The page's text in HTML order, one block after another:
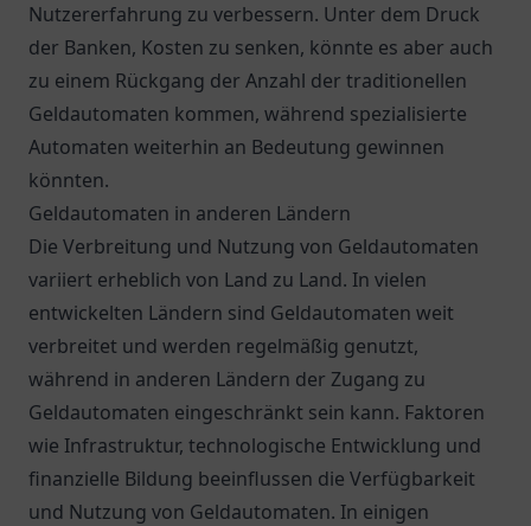
Nutzererfahrung zu verbessern. Unter dem Druck
der Banken, Kosten zu senken, könnte es aber auch
zu einem Rückgang der Anzahl der traditionellen
Geldautomaten kommen, während spezialisierte
Automaten weiterhin an Bedeutung gewinnen
könnten.
Geldautomaten in anderen Ländern
Die Verbreitung und Nutzung von Geldautomaten
variiert erheblich von Land zu Land. In vielen
entwickelten Ländern sind Geldautomaten weit
verbreitet und werden regelmäßig genutzt,
während in anderen Ländern der Zugang zu
Geldautomaten eingeschränkt sein kann. Faktoren
wie Infrastruktur, technologische Entwicklung und
finanzielle Bildung beeinflussen die Verfügbarkeit
und Nutzung von Geldautomaten. In einigen